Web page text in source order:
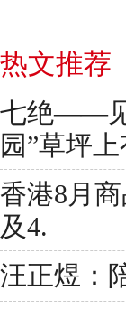
热文推荐
七绝——见
园”草坪上
香港8月
及4.
汪正煜：